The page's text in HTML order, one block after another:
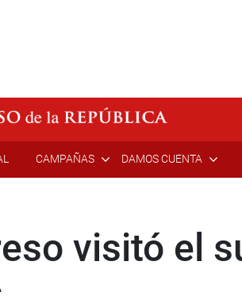
CAMPAÑAS DAMOS CUENTA
visitó el